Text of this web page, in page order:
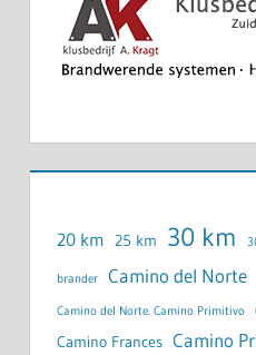
20 km 25 km 30 km
brander Camino del Norte
Camino del Norte. Camino Primitivo
Camino Frances Camino